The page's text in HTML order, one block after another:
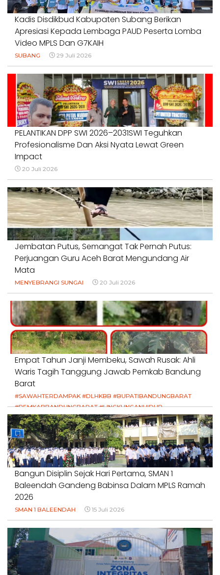
Kadis Disdikbud Kabupaten Subang Berikan
Apresiasi Kepada Lembaga PAUD Peserta Lomba
Video MPLS Dan G7KAIH
SUBANG 29 Juli 2026
PELANTIKAN DPP SWI 2026–2031SWI Teguhkan
Profesionalisme Dan Aksi Nyata Lewat Green
Impact
20 Juli 2026
Jembatan Putus, Semangat Tak Pernah Putus:
Perjuangan Guru Aceh Barat Mengundang Air
Mata
MENYEBRANGI SUNGAI 20 Juli 2026
Empat Tahun Janji Membeku, Sawah Rusak: Ahli
Waris Tagih Tanggung Jawab Pemkab Bandung
Barat
#SAWAHTERDAMPAK #DLHKBB #BUPATIBANDUNGBARAT
#PEMKABBANDUNGBARAT #LINGKUNGANHIDUP
#HAKPETANI #KEADILANUNTUKPETANI
#NORMALISASISALURAN #IRIGASIRUSAK
#DUGAANPENCEMARAN #AKUNTABILITASPEMERINTAH
18 Juli 2026
Bangun Disiplin Sejak Hari Pertama, SMAN 1
Baleendah Gandeng Babinsa Dalam MPLS Ramah
2026
SMAN 1 BALEENDAH 15 Juli 2026